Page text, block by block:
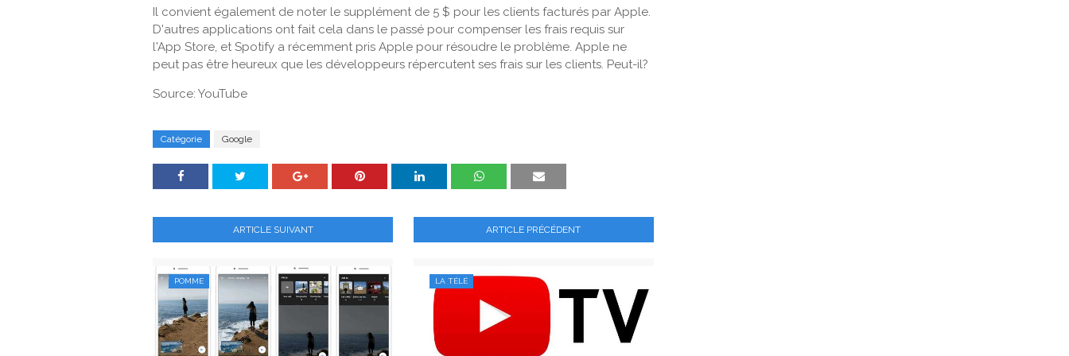
Il convient également de noter le supplément de 5 $ pour les clients facturés par Apple.
D'autres applications ont fait cela dans le passé pour compenser les frais requis sur
l'App Store, et Spotify a récemment pris Apple pour résoudre le problème. Apple ne
peut pas être heureux que les développeurs répercutent ses frais sur les clients. Peut-il?
Source: YouTube
Catégorie Google
ARTICLE SUIVANT
POMME
ARTICLE PRÉCÉDENT
LA TÉLÉ